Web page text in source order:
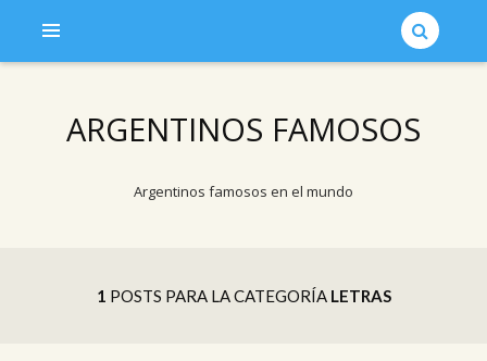
ARGENTINOS FAMOSOS
Argentinos famosos en el mundo
1 POSTS PARA LA CATEGORÍA LETRAS